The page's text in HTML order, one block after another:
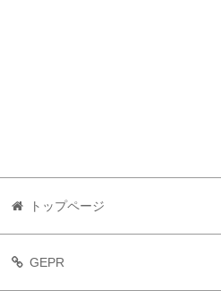
トップページ
GEPR